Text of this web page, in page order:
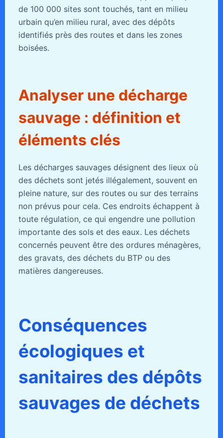
de 100 000 sites sont touchés, tant en milieu
urbain qu’en milieu rural, avec des dépôts
identifiés près des routes et dans les zones
boisées.
Analyser une décharge
sauvage : définition et
éléments clés
Les décharges sauvages désignent des lieux où
des déchets sont jetés illégalement, souvent en
pleine nature, sur des routes ou sur des terrains
non prévus pour cela. Ces endroits échappent à
toute régulation, ce qui engendre une pollution
importante des sols et des eaux. Les déchets
concernés peuvent être des ordures ménagères,
des gravats, des déchets du BTP ou des
matières dangereuses.
Conséquences
écologiques et
sanitaires des dépôts
sauvages de déchets